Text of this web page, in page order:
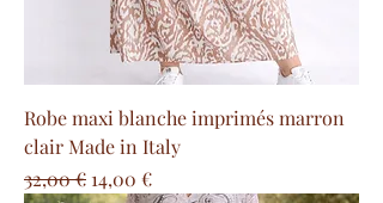
Robe maxi blanche imprimés marron
clair Made in Italy
Prix original
32,00 € Prix promotionnel
14,00 €